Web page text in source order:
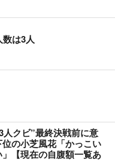
数は3人
人クビ”最終決戦前に意
の小芝風花「かっこい
【現在の自腹額一覧あ